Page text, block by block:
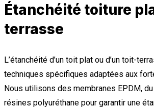
Étanchéité toiture
terrasse
L’étanchéité d’un toit plat ou d’un toit-
techniques spécifiques adaptées aux
Nous utilisons des membranes EPDM,
résines polyuréthane pour garantir une